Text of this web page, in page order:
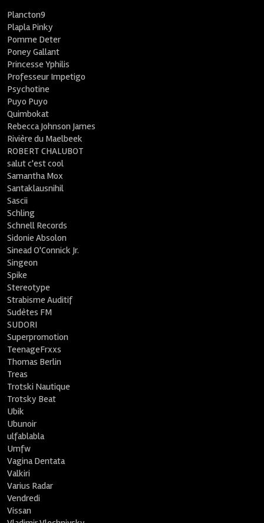
Plancton9
Plapla Pinky
Pomme Deter
Poney Gallant
Princesse Yphilis
Professeur Impetigo
Psychotine
Puyo Puyo
Quimbokat
Rebecca Johnson James
Rivière du Maelbeek
ROBERT CHALUBOT
salut c'est cool
Samantha Mox
Santaklausnihil
Sascii
Schling
Schnell Records
Sidonie Absolon
Sinead O'Connick Jr.
Singeon
Spike
Stereotype
Strabisme Auditif
Sudètes FM
SUDORI
Superpromotion
TeenageFrxxs
Thomas Berlin
Treas
Trotski Nautique
Trotsky Beat
Ubik
Ubunoir
ulfablabla
Umfw
Vagina Dentata
Valkiri
Varius Radar
Vendredi
Vissan